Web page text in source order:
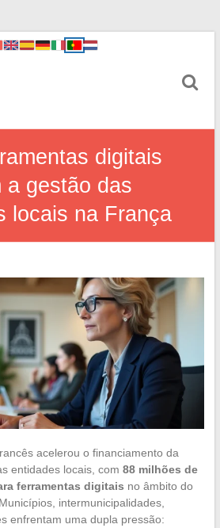
digitais
a gestão das
locais na França
acelerou o financiamento da
entidades locais, com 88 milhões de
ferramentas digitais no âmbito do
intermunicipalidades,
enfrentam uma dupla pressão: